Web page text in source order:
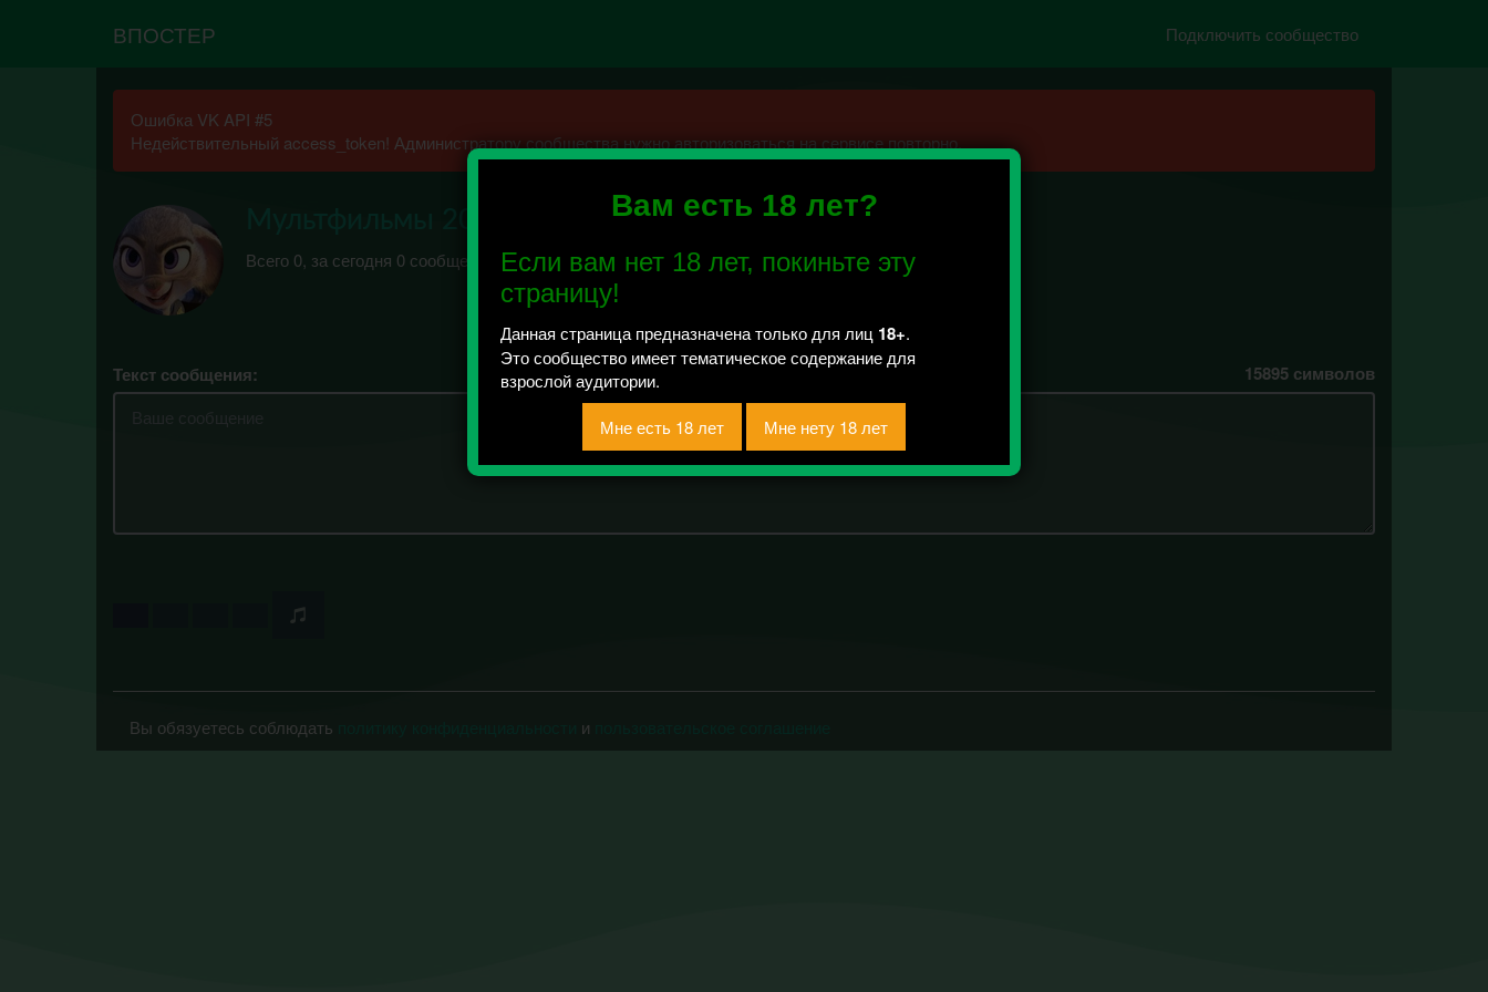
Вам есть 18 лет?
Если вам нет 18 лет, покиньте эту
страницу!
Данная страница предназначена только для лиц 18+.
Это сообщество имеет тематическое содержание для
взрослой аудитории.
ВПОСТЕР Подключить сообщество
Ошибка VK API #5
Недействительный access_token! Администратору сообщества нужно авторизоваться на сервисе повторно.
Мультфильмы 2017-2018|Фэнтези
Всего 0, за сегодня 0 сообщений отправлено / Рейтинг 0
Текст сообщения: 15895 символов
Вы обязуетесь соблюдать и